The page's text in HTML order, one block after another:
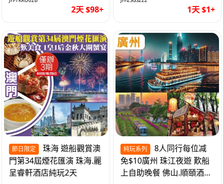
2天 $98+ 1天 $1+
節日限定
門第34屆煙花匯演 珠海.麗
呈睿軒酒店純玩2天
純玩系列
免$10廣州 珠江夜遊 歎船
上自助晚餐 佛山.順頤酒店